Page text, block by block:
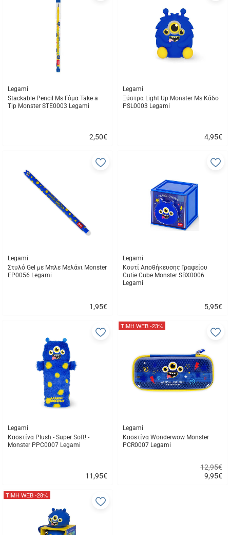
Legami
Stackable Pencil Με Γόμα Take a
Tip Monster STE0003 Legami
2,50€
Legami
Ξύστρα Light Up Monster Με Κάδο
PSL0003 Legami
4,95€
Legami
Στυλό Gel με Μπλε Mελάνι Monster
EP0056 Legami
1,95€
Προσθήκη
Legami
Κουτί Αποθήκευσης Γραφείου
Cutie Cube Monster SBX0006
Legami
5,95€
αγορά
Legami
Κασετίνα Plush - Super Soft! -
Monster PPC0007 Legami
11,95€
Προσθήκη
αγαπημένα
αγορά
Legami
Κασετίνα Wonderwow Monster
PCR0007 Legami
9,95€
12,95€
ΤΙΜΗ WEB-23%
ΤΙΜΗ WEB-28%
Προσθήκη